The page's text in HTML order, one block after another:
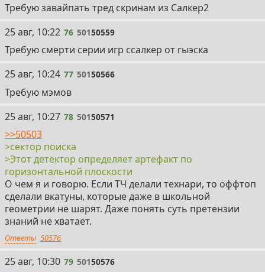
Требую завайпать тред скринам из Салкер2
76
25 авг, 10:22 76 50150559
Требую смерти серии игр ссалкер от гыэска
77
25 авг, 10:24 77 50150566
Требую мэмов
78
25 авг, 10:27 78 50150571
>>50503
>сектор поиска
>Этот детектор определяет артефакт по
горизонтальной плоскости
О чем я и говорю. Если ТЧ делали технари, то оффтоп
сделали вкатуны, которые даже в школьной
геометрии не шарят. Даже понять суть претензии
знаний не хватает.
Ответы 50576
79
25 авг, 10:30 79 50150576